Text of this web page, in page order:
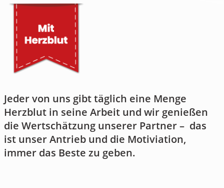
Jeder von uns gibt täglich eine Menge
Herzblut in seine Arbeit und wir genießen
die Wertschätzung unserer Partner – das
ist unser Antrieb und die Motiviation,
immer das Beste zu geben.